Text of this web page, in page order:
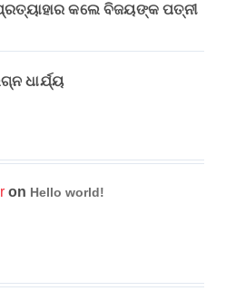
କଲେ ବିଜୟଙ୍କ ପତ୍ନୀ
ଧାର୍ଯ୍ୟ
on Hello world!